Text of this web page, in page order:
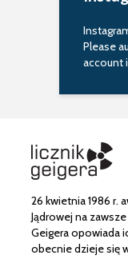
Please
account
26 kwietnia 1986 r.
Jądrowej na
Geigera opowiada
obecnie dzieje się